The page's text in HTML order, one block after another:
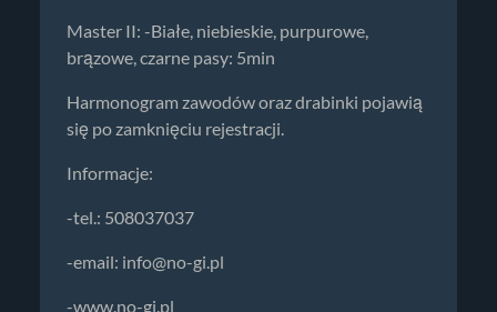
Master II: -Białe, niebieskie, purpurowe,
brązowe, czarne pasy: 5min
Harmonogram zawodów oraz drabinki pojawią
się po zamknięciu rejestracji.
Informacje:
-tel.: 508037037
-email: info@no-gi.pl
-www.no-gi.pl